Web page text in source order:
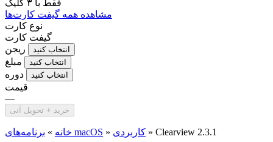
فقط با ۳ کلیک
مشاهده همه گیفت کارت‌ها
نوع کارت
گیفت کارت
ریجن
انتخاب کنید
مبلغ انتخاب کنید
دوره انتخاب کنید
قیمت
—
خرید + تحویل آنی
خانه » برنامه‌های macOS » کاربردی » Clearview 2.3.1